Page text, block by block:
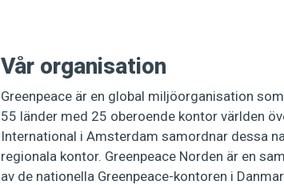
Vår organisation
Greenpeace är en global miljöorganisation
55 länder med 25 oberoende kontor världen
International i Amsterdam samordnar dessa
regionala kontor. Greenpeace Norden är en
av de nationella Greenpeace-kontoren i